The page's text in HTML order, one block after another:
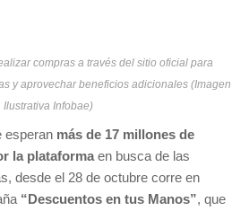
compras a través del sitio oficial para
y aprovechar beneficios adicionales (Imagen
Ilustrativa Infobae)
esperan más de 17 millones de
la plataforma en busca de las
desde el 28 de octubre corre en
“Descuentos en tus Manos”, que